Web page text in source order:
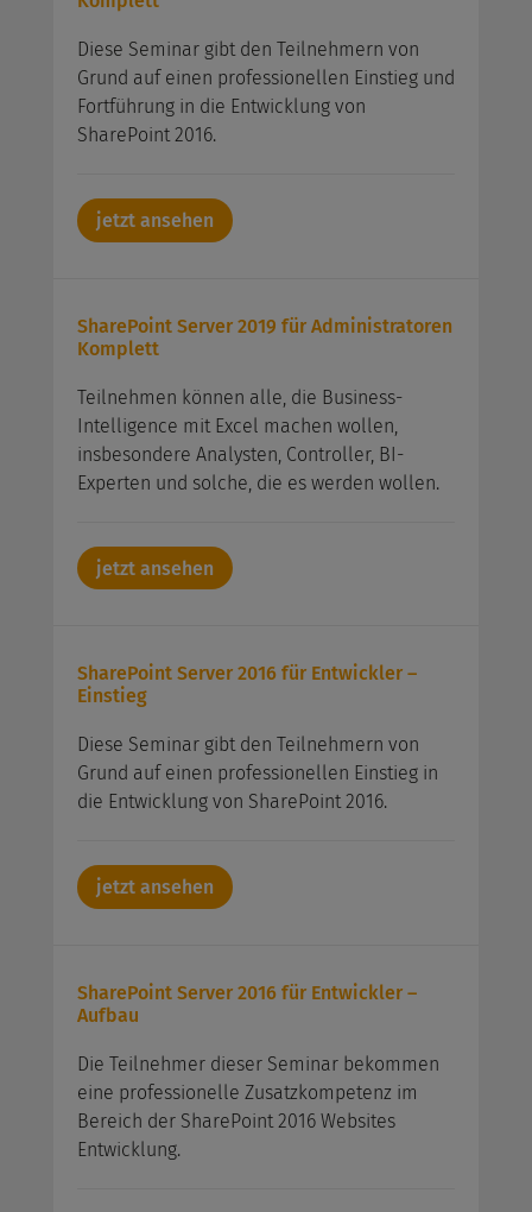
Diese Seminar gibt den Teilnehmern von
Grund auf einen professionellen Einstieg und
Fortführung in die Entwicklung von
SharePoint 2016.
jetzt ansehen
SharePoint Server 2019 für Administratoren
Komplett
Teilnehmen können alle, die Business-
Intelligence mit Excel machen wollen,
insbesondere Analysten, Controller, BI-
Experten und solche, die es werden wollen.
jetzt ansehen
SharePoint Server 2016 für Entwickler –
Einstieg
Diese Seminar gibt den Teilnehmern von
Grund auf einen professionellen Einstieg in
die Entwicklung von SharePoint 2016.
jetzt ansehen
SharePoint Server 2016 für Entwickler –
Aufbau
Die Teilnehmer dieser Seminar bekommen
eine professionelle Zusatzkompetenz im
Bereich der SharePoint 2016 Websites
Entwicklung.